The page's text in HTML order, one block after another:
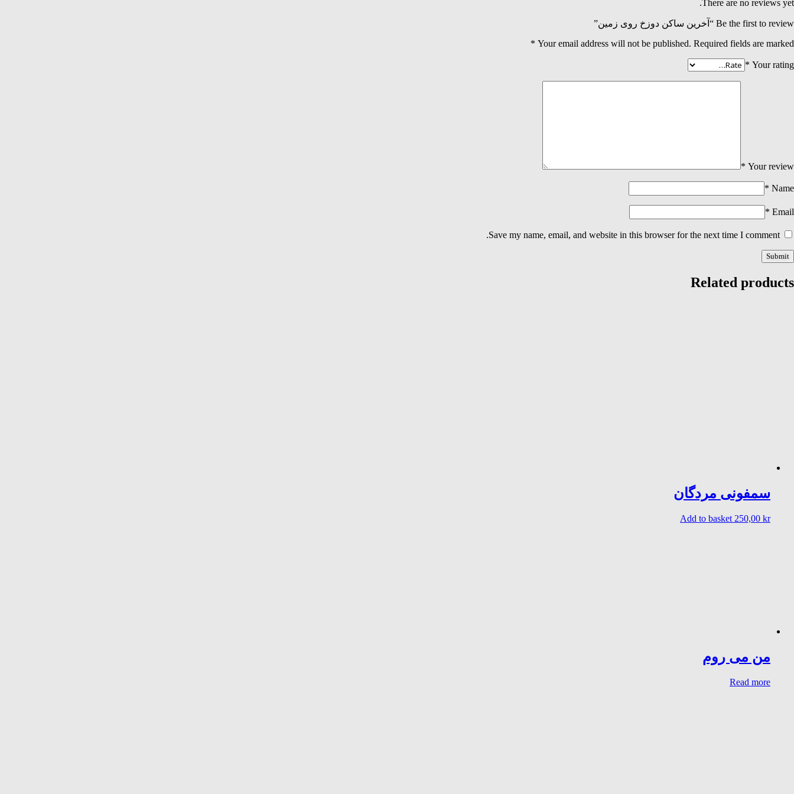
There are no reviews yet.
Be the first to review “آخرین ساکن دوزخ روی زمین”
Your email address will not be published. Required fields are marked
*
Your rating
*
Your review
*
Name
*
Email
*
Save my name, email, and website in this browser for the next time I comment.
Related products
سمفونی مردگان
250,00 kr
Add to basket
من می روم
Read more